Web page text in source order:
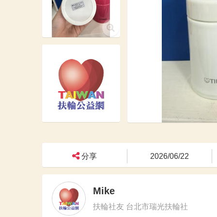
分享 2026/06/22
Mike
扶輪社友 台北市瑞光扶輪社